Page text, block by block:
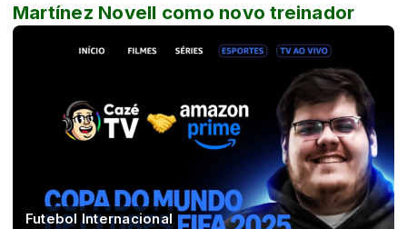
Martínez Novell como novo treinador
Futebol Internacional